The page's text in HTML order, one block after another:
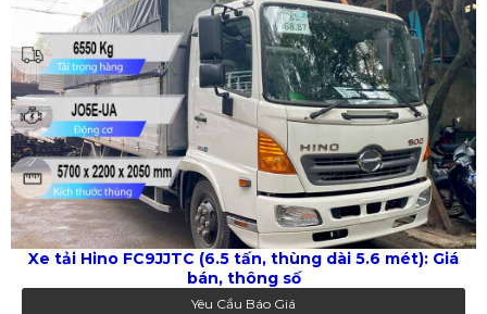
Xe tải Hino FC9JJTC (6.5 tấn, thùng dài 5.6 mét): Giá
bán, thông số
Yêu Cầu Báo Giá